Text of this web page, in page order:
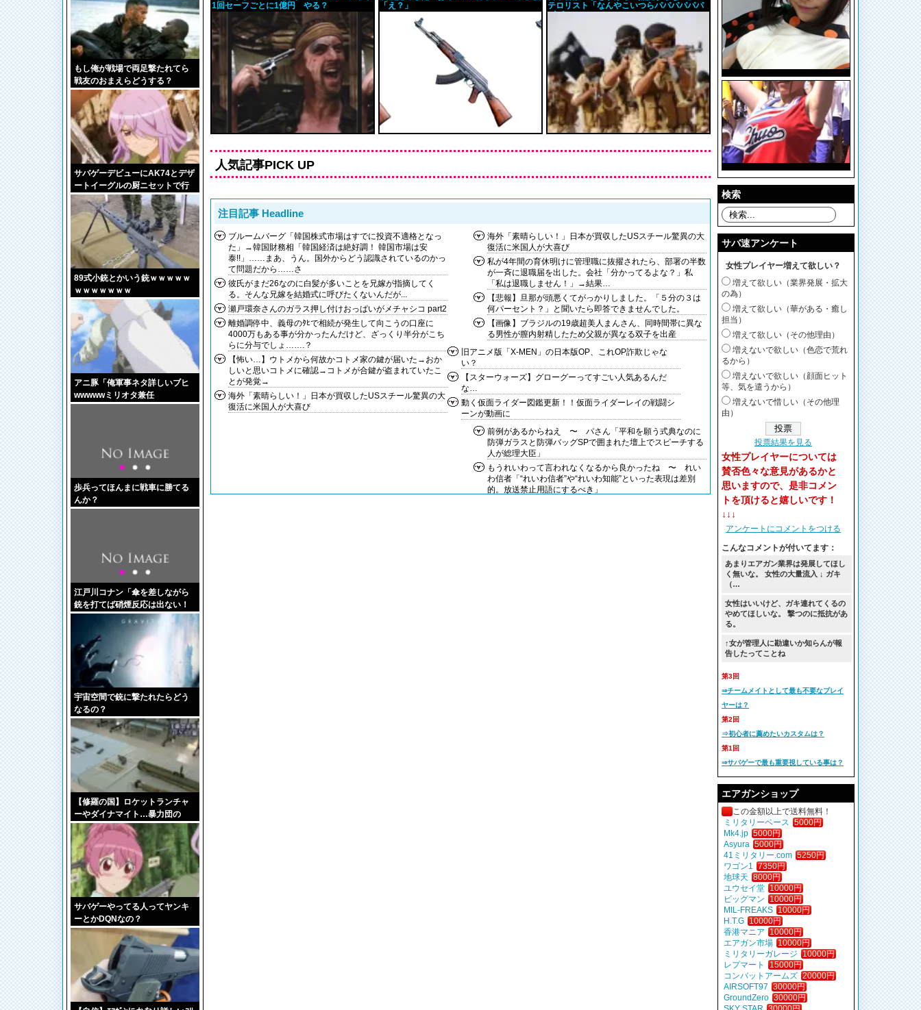
もし俺が戦場で両足撃たれてら
戦友のおまえらどうする？
サバゲーデビューにAK74とデザ
ートイーグルの厨ニセットで行
ったら馬鹿にされるかな？
89式小銃とかいう銃ｗｗｗｗｗ
ｗｗｗｗｗｗｗ
アニ豚「俺軍事ネタ詳しいブヒ
wwwwwミリオタ兼任
歩兵ってほんまに戦車に勝てる
んか？
江戸川コナン「傘を差しながら
銃を打てば硝煙反応は出ない！
宇宙空間で銃に撃たれたらどう
なるの？
【修羅の国】ロケットランチャ
ーやダイナマイト…暴力団の
「武器庫」摘発も隠匿手法は巧
妙化
サバゲーやってる人ってヤンキ
ーとかDQNなの？
1回セーフごとに1億円 やる？
「え？」
テロリスト「なんやこいつらパパパパパパ
パパ」
人気記事PICK UP
注目記事 Headline
ブルームバーグ「韓国株式市場はすでに投資不適格となっ
た」→韓国財務相「韓国経済は絶好調！ 韓国市場は安
泰!!」……まあ、うん。国外からどう認識されているのかっ
て問題だから……さ
彼氏がまだ26なのに白髪が多いことを兄嫁が指摘してく
る。そんな兄嫁を結婚式に呼びたくないんだが...
瀬戸環奈さんのガラス押し付けおっぱいがメチャシコ part2
離婚調停中、義母のﾀﾋで相続が発生して向こうの口座に
4000万もある事が分かったんだけど、ざっくり半分がこち
らに分与でしょ…….？
【怖い…】ウトメから何故かコトメ家の鍵が届いた→おか
しいと思いコトメに確認→コトメが合鍵が盗まれていたこ
とが発覚→
海外「素晴らしい！」日本が買収したUSスチール驚異の大
復活に米国人が大喜び
海外「素晴らしい！」日本が買収したUSスチール驚異の大
復活に米国人が大喜び
私が4年間の育休明けに管理職に抜擢されたら、部署の半数
が一斉に退職届を出した。会社「分かってるよな？」私
「私は退職しません！」→結果…
【悲報】旦那が頭悪くてがっかりしました。「５分の３は
何パーセント？」と聞いたら即答できませんでした。
【画像】ブラジルの19歳超美人まんさん、同時間帯に異な
る男性が膣内射精したため父親が異なる双子を出産
旧アニメ版「X-MEN」の日本版OP、これOP詐欺じゃな
い？
【スターウォーズ】グローグーってすごい人気あるんだ
な…
動く仮面ライダー図鑑更新！！仮面ライダーレイの戦闘シ
ーンが動画に
前例があるからねえ 〜 パさん「平和を願う式典なのに
防弾ガラスと防弾バッグSPで囲まれた壇上でスピーチする
人が総理大臣」
もうれいわって言われなくなるから良かったね 〜 れい
わ信者「“れいわ信者”や“れいわ知能”といった表現は差別
的。放送禁止用語にするべき」
検索
サバ速アンケート
女性プレイヤー増えて欲しい？
増えて欲しい（業界発展・拡大
の為）
増えて欲しい（華がある・癒し
担当）
増えて欲しい（その他理由）
増えないで欲しい（色恋で荒れ
るから）
増えないで欲しい（顔面ヒット
等、気を遣うから）
増えないで惜しい（その他理
由）
投票結果を見る
女性プレイヤーについては
賛否色々な意見があるかと
思いますので、是非コメン
トを頂けると嬉しいです！
↓↓↓
アンケートにコメントをつける
こんなコメントが付いてます：
あまりエアガン業界は発展してほし
く無いな。 女性の大量流入 ↓ ガキ
（…
女性はいいけど、ガキ連れてくるの
やめてほしいな。 撃つのに抵抗があ
る。
↑女が管理人に勘違いか知らんが報
告したってことね
第3回
⇒チームメイトとして最も不要なプレイ
ヤーは？
第2回
⇒初心者に薦めたいカスタムは？
第1回
⇒サバゲーで最も重要視している事は？
エアガンショップ
この金額以上で送料無料！
ミリタリーベース 5000円
Mk4.jp 5000円
Asyura 5000円
41ミリタリー.com 5250円
ワゴン1 7350円
地球天 8000円
ユウセイ堂 10000円
ビッグマン 10000円
MIL-FREAKS 10000円
H.T.G 10000円
香港マニア 10000円
エアガン市場 10000円
ミリタリーガレージ 10000円
レプマート
15000円
コンバットアームズ 20000円
AIRSOFT97 30000円
GroundZero 30000円